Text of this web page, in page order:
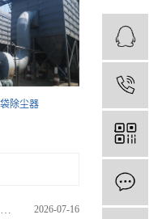
除尘器
2026-07-16